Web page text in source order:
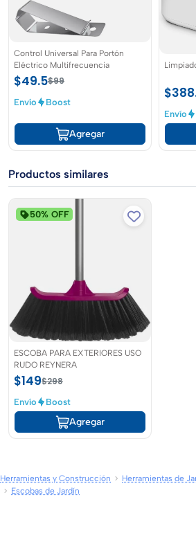
Control Universal Para Portón
Eléctrico Multifrecuencia
$49.5$99
Envío Boost
Agregar
Envío
Productos similares
50% OFF
ESCOBA PARA EXTERIORES USO
RUDO REYNERA
$149$298
Envío Boost
Agregar
Herramientas y Construcción Herramientas de
Escobas de Jardín